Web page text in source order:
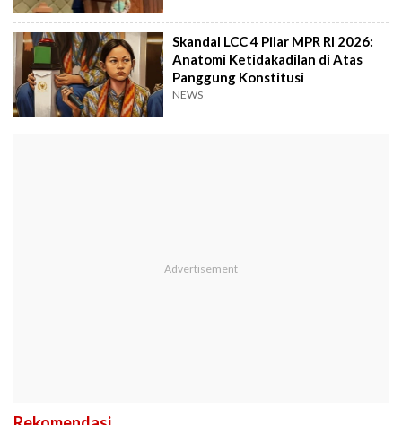
Skandal LCC 4 Pilar MPR RI 2026:
Anatomi Ketidakadilan di Atas
Panggung Konstitusi
NEWS